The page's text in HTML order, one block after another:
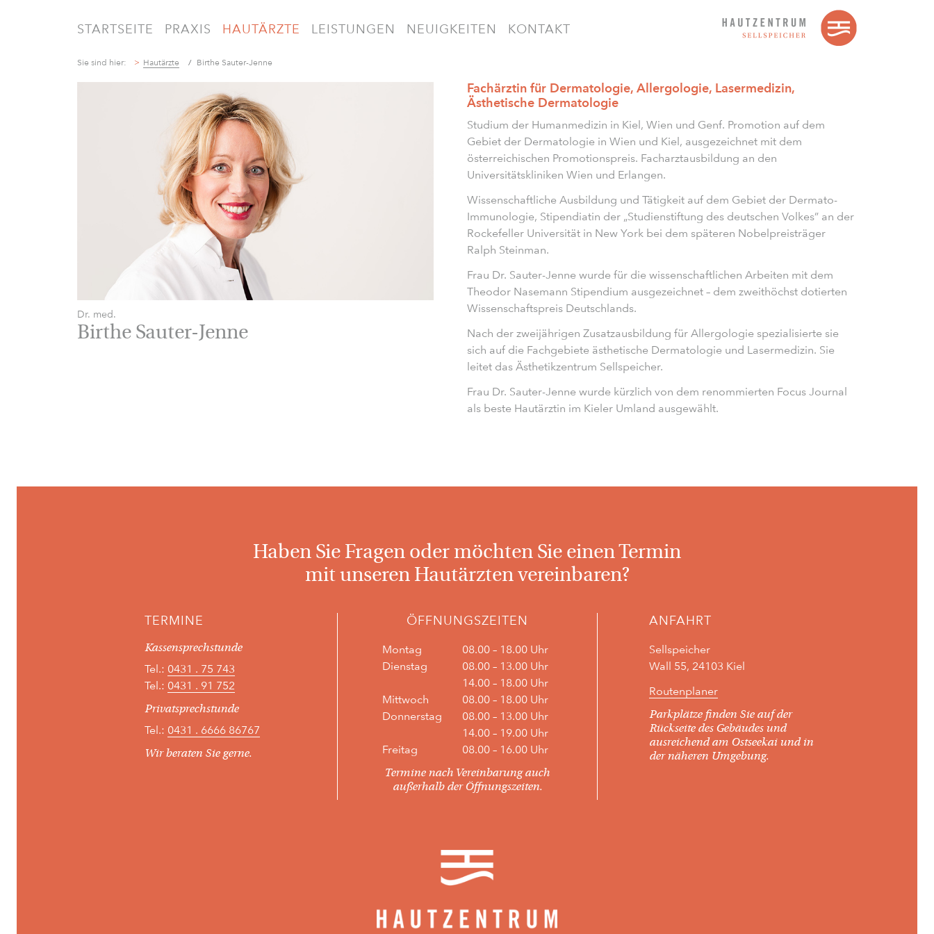
STARTSEITE PRAXIS HAUTÄRZTE LEISTUNGEN NEUIGKEITEN KONTAKT
Sie sind hier: Hautärzte Birthe Sauter-Jenne
Dr. med.
Birthe Sauter-Jenne
Fachärztin für Dermatologie, Allergologie, Lasermedizin,
Ästhetische Dermatologie
Studium der Humanmedizin in Kiel, Wien und Genf. Promotion auf dem
Gebiet der Dermatologie in Wien und Kiel, ausgezeichnet mit dem
österreichischen Promotionspreis. Facharztausbildung an den
Universitätskliniken Wien und Erlangen.
Wissenschaftliche Ausbildung und Tätigkeit auf dem Gebiet der Dermato-
Immunologie, Stipendiatin der „Studienstiftung des deutschen Volkes” an der
Rockefeller Universität in New York bei dem späteren Nobelpreisträger
Ralph Steinman.
Frau Dr. Sauter-Jenne wurde für die wissenschaftlichen Arbeiten mit dem
Theodor Nasemann Stipendium ausgezeichnet – dem zweithöchst dotierten
Wissenschaftspreis Deutschlands.
Nach der zweijährigen Zusatzausbildung für Allergologie spezialisierte sie
sich auf die Fachgebiete ästhetische Dermatologie und Lasermedizin. Sie
leitet das Ästhetikzentrum Sellspeicher.
Frau Dr. Sauter-Jenne wurde kürzlich von dem renommierten Focus Journal
als beste Hautärztin im Kieler Umland ausgewählt.
Haben Sie Fragen oder möchten Sie einen Termin
mit unseren Hautärzten vereinbaren?
TERMINE
Kassensprechstunde
Tel.: 0431 . 75 743
Tel.: 0431 . 91 752
Privatsprechstunde
Tel.: 0431 . 6666 86767
Wir beraten Sie gerne.
ÖFFNUNGSZEITEN
Montag
08.00 – 18.00 Uhr
Dienstag
08.00 – 13.00 Uhr
14.00 – 18.00 Uhr
Mittwoch
08.00 – 18.00 Uhr
Donnerstag
08.00 – 13.00 Uhr
14.00 – 19.00 Uhr
Freitag
08.00 – 16.00 Uhr
Termine nach Vereinbarung auch
außerhalb der Öffnungszeiten.
ANFAHRT
Sellspeicher
Wall 55, 24103 Kiel
Routenplaner
Parkplätze finden Sie auf der
Rückseite des Gebäudes und
ausreichend am Ostseekai und in
der näheren Umgebung.